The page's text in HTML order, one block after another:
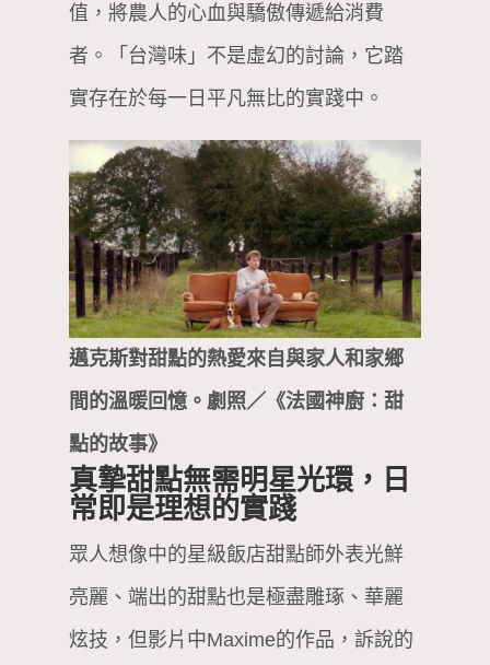
值，將農人的心血與驕傲傳遞給消費
者。「台灣味」不是虛幻的討論，它踏
實存在於每一日平凡無比的實踐中。
邁克斯對甜點的熱愛來自與家人和家鄉
間的溫暖回憶。劇照／《法國神廚：甜
點的故事》
真摯甜點無需明星光環，日
常即是理想的實踐
眾人想像中的星級飯店甜點師外表光鮮
亮麗、端出的甜點也是極盡雕琢、華麗
炫技，但影片中Maxime的作品，訴說的